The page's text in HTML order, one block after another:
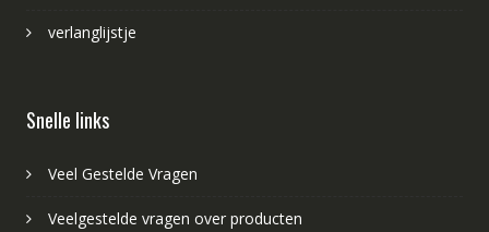
verlanglijstje
Snelle links
Veel Gestelde Vragen
Veelgestelde vragen over producten